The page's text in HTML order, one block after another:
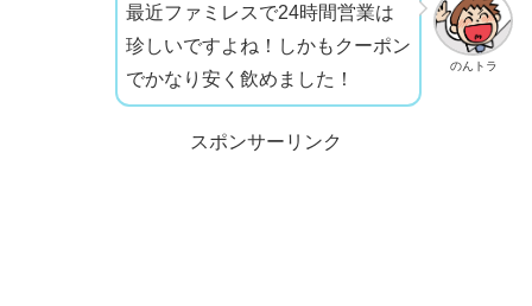
のんトラ
最近ファミレスで24時間営業は
珍しいですよね！しかもクーポン
でかなり安く飲めました！
スポンサーリンク